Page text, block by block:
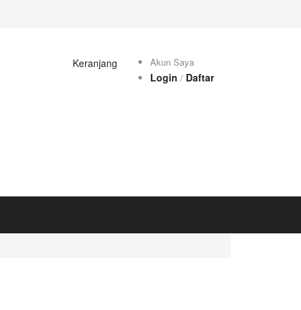
Akun Saya
Login / Daftar
Keranjang